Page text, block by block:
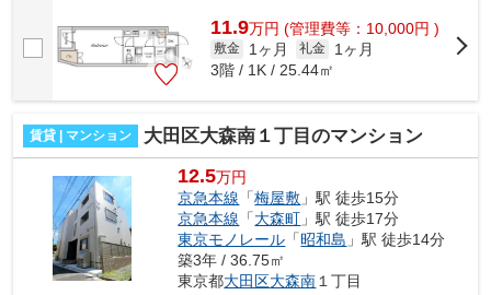
11.9万円 (管理費等：10,000円 )
敷金 1ヶ月 礼金
1ヶ月
3階 / 1K / 25.44㎡
賃貸 | マンション 大田区大森南１丁目のマンション
12.5万円
京急本線 「梅屋敷 」駅 徒歩15分
京急本線 「大森町 」駅 徒歩17分
東京モノレール 「昭和島 」駅 徒歩14分
築3年 / 36.75㎡
東京都大田区大森南 １丁目